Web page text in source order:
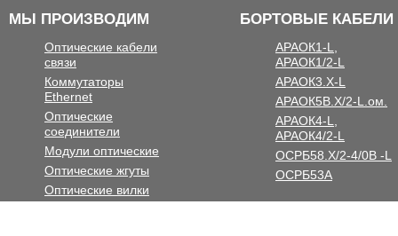
МЫ ПРОИЗВОДИМ
Оптические кабели
связи
Коммутаторы
Ethernet
Оптические
соединители
Модули оптические
Оптические жгуты
Оптические вилки
БОРТОВЫЕ КАБЕЛИ
АРАОК1-L,
АРАОК1/2-L
АРАОК3.X-L
АРАОК5В.Х/2-L.ом.
АРАОК4-L,
АРАОК4/2-L
ОСРБ58.Х/2-4/0В -L
ОСРБ53А